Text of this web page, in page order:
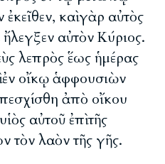
καὶ γὰρ αὐτὸς
ἤλεγξεν αὐτὸν Κύριος.
λεπρὸς ἕως ἡμέρας
ἐν οἴκῳ ἁφφουσιὼν
ἀπὸ οἴκου
αὐτοῦ ἐπὶ τῆς
τὸν λαὸν τῆς γῆς.